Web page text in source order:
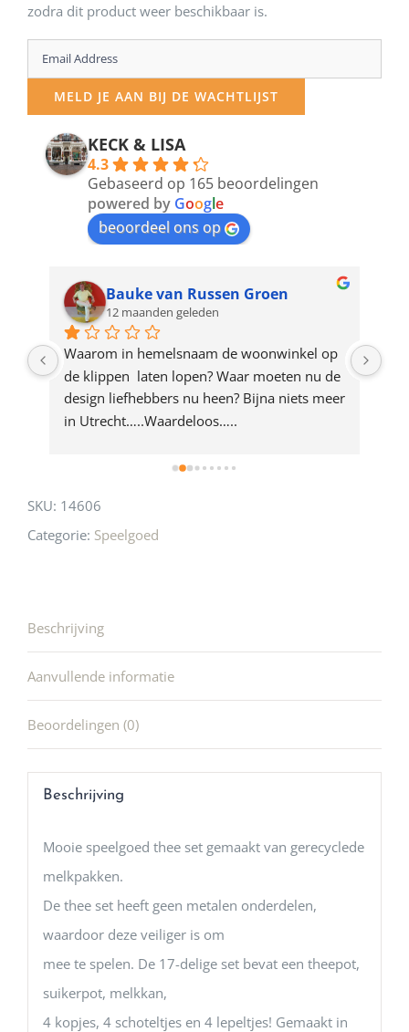
zodra dit product weer beschikbaar is.
Enter
your
email
address
product
MELD JE AAN BIJ DE WACHTLIJST
KECK & LISA
4.3
Gebaseerd op 165 beoordelingen
powered by Google
beoordeel ons op
Bauke van Russen Groen
12 maanden geleden
Waarom in hemelsnaam de woonwinkel op
de klippen  laten lopen? Waar moeten nu de
design liefhebbers nu heen? Bijna niets meer
in Utrecht…..Waardeloos…..
SKU: 14606
Categorie: Speelgoed
Beschrijving
Aanvullende informatie
Beoordelingen (0)
Beschrijving
Mooie speelgoed thee set gemaakt van gerecyclede
melkpakken.
De thee set heeft geen metalen onderdelen,
waardoor deze veiliger is om
mee te spelen. De 17-delige set bevat een theepot,
suikerpot, melkkan,
4 kopjes, 4 schoteltjes en 4 lepeltjes! Gemaakt in